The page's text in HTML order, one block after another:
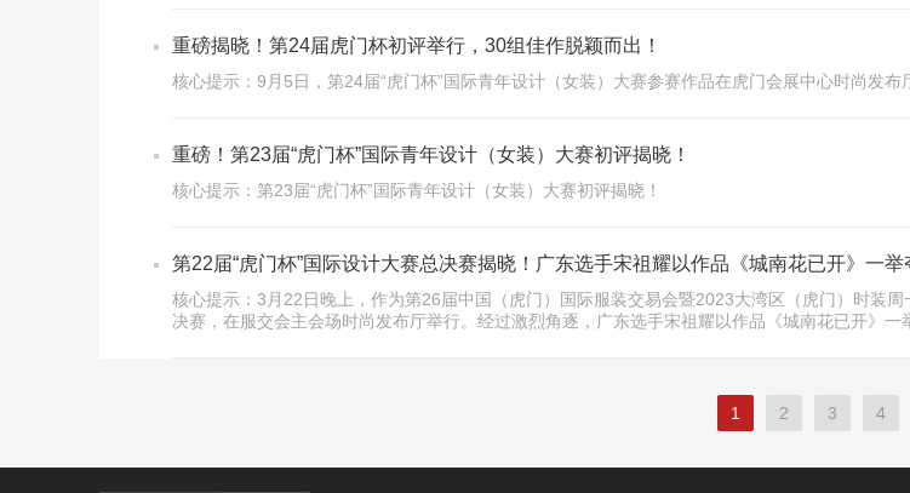
重磅揭晓！第24届虎门杯初评举行，30组佳作脱颖而出！
核心提示：9月5日，第24届“虎门杯”国际青年设计（女装）大赛参赛作品在虎门会展中心时尚发
重磅！第23届“虎门杯”国际青年设计（女装）大赛初评揭晓！
核心提示：第23届“虎门杯”国际青年设计（女装）大赛初评揭晓！
第22届“虎门杯”国际设计大赛总决赛揭晓！广东选手宋祖耀以作品《城南花已开》一举
核心提示：3月22日晚上，作为第26届中国（虎门）国际服装交易会暨2023大湾区（虎门）时装
决赛，在服交会主会场时尚发布厅举行。经过激烈角逐，广东选手宋祖耀以作品《城南花已开》一
1 2 3 4